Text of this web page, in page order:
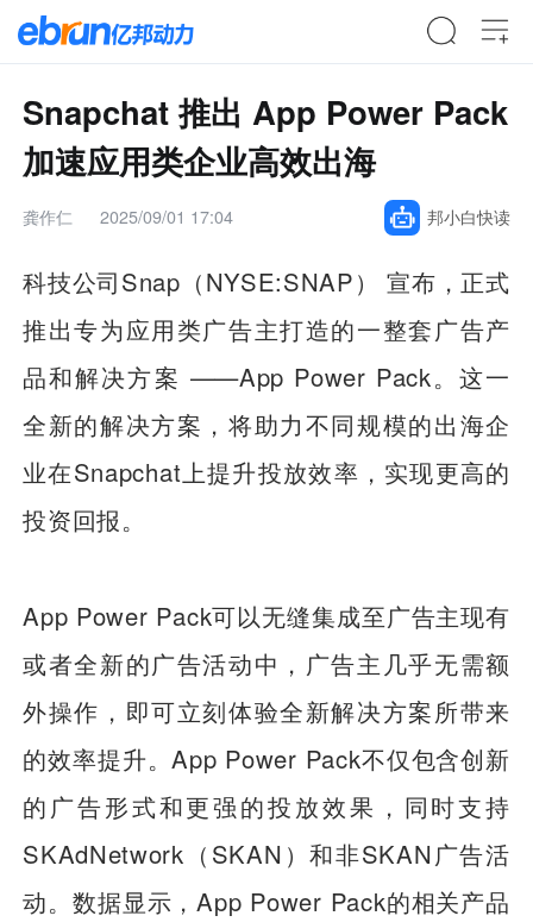
Snapchat 推出 App Power Pack
加速应用类企业高效出海
龚作仁 2025/09/01 17:04 邦小白快读
科技公司Snap（NYSE:SNAP） 宣布，正式
推出专为应用类广告主打造的一整套广告产
品和解决方案 ——App Power Pack。这一
全新的解决方案，将助力不同规模的出海企
业在Snapchat上提升投放效率，实现更高的
投资回报。
App Power Pack可以无缝集成至广告主现有
或者全新的广告活动中，广告主几乎无需额
外操作，即可立刻体验全新解决方案所带来
的效率提升。App Power Pack不仅包含创新
的广告形式和更强的投放效果，同时支持
SKAdNetwork（SKAN）和非SKAN广告活
动。数据显示，App Power Pack的相关产品